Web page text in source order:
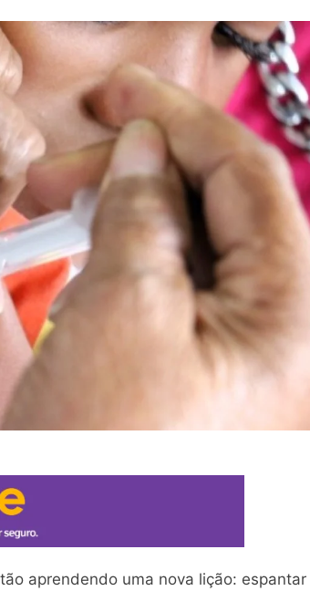
aprendendo uma nova lição: espantar